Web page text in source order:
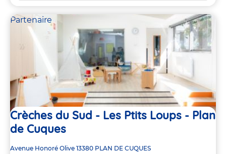
Partenaire
Crèches du Sud - Les Ptits Loups - Plan
de Cuques
Adresse
Avenue Honoré Olive 13380 PLAN DE CUQUES